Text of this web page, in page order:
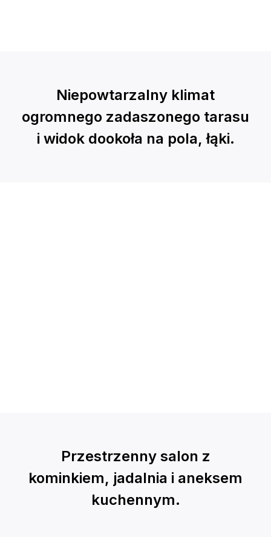
Niepowtarzalny klimat
ogromnego zadaszonego tarasu
i widok dookoła na pola, łąki.
Przestrzenny salon z
kominkiem, jadalnia i aneksem
kuchennym.